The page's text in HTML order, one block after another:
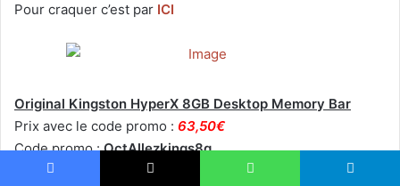
Pour craquer c’est par ICI
Original Kingston HyperX 8GB Desktop Memory Bar
Prix avec le code promo : 63,50€
Code promo :OctAllezkings8g